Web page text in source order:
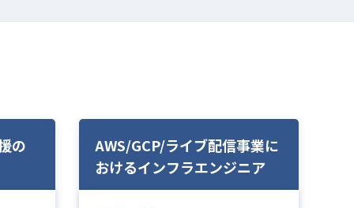
の
AWS/GCP/ライブ配信事業に
おけるインフラエンジニア